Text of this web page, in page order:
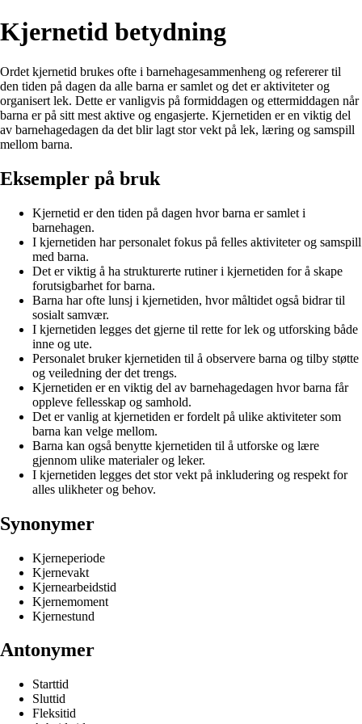
Kjernetid betydning
Ordet kjernetid brukes ofte i barnehagesammenheng og refererer til
den tiden på dagen da alle barna er samlet og det er aktiviteter og
organisert lek. Dette er vanligvis på formiddagen og ettermiddagen når
barna er på sitt mest aktive og engasjerte. Kjernetiden er en viktig del
av barnehagedagen da det blir lagt stor vekt på lek, læring og samspill
mellom barna.
Eksempler på bruk
Kjernetid er den tiden på dagen hvor barna er samlet i
barnehagen.
I kjernetiden har personalet fokus på felles aktiviteter og samspill
med barna.
Det er viktig å ha strukturerte rutiner i kjernetiden for å skape
forutsigbarhet for barna.
Barna har ofte lunsj i kjernetiden, hvor måltidet også bidrar til
sosialt samvær.
I kjernetiden legges det gjerne til rette for lek og utforsking både
inne og ute.
Personalet bruker kjernetiden til å observere barna og tilby støtte
og veiledning der det trengs.
Kjernetiden er en viktig del av barnehagedagen hvor barna får
oppleve fellesskap og samhold.
Det er vanlig at kjernetiden er fordelt på ulike aktiviteter som
barna kan velge mellom.
Barna kan også benytte kjernetiden til å utforske og lære
gjennom ulike materialer og leker.
I kjernetiden legges det stor vekt på inkludering og respekt for
alles ulikheter og behov.
Synonymer
Kjerneperiode
Kjernevakt
Kjernearbeidstid
Kjernemoment
Kjernestund
Antonymer
Starttid
Sluttid
Fleksitid